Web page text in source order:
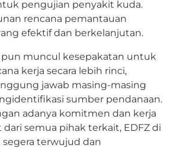
pengujian penyakit kuda.
rencana pemantauan
efektif dan berkelanjutan.
pun muncul kesepakatan untuk
kerja secara lebih rinci,
jawab masing-masing
sumber pendanaan.
adanya komitmen dan kerja
semua pihak terkait, EDFZ di
segera terwujud dan